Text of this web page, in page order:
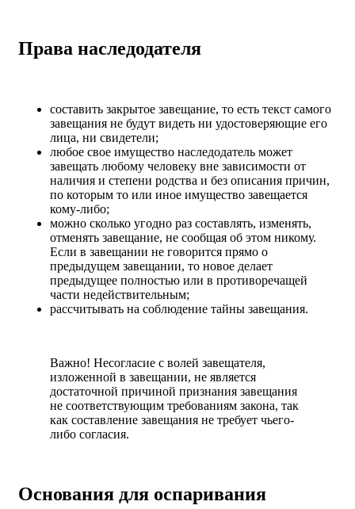
Права наследодателя
составить закрытое завещание, то есть текст самого
завещания не будут видеть ни удостоверяющие его
лица, ни свидетели;
любое свое имущество наследодатель может
завещать любому человеку вне зависимости от
наличия и степени родства и без описания причин,
по которым то или иное имущество завещается
кому-либо;
можно сколько угодно раз составлять, изменять,
отменять завещание, не сообщая об этом никому.
Если в завещании не говорится прямо о
предыдущем завещании, то новое делает
предыдущее полностью или в противоречащей
части недействительным;
рассчитывать на соблюдение тайны завещания.
Важно! Несогласие с волей завещателя,
изложенной в завещании, не является
достаточной причиной признания завещания
не соответствующим требованиям закона, так
как составление завещания не требует чьего-
либо согласия.
Основания для оспаривания